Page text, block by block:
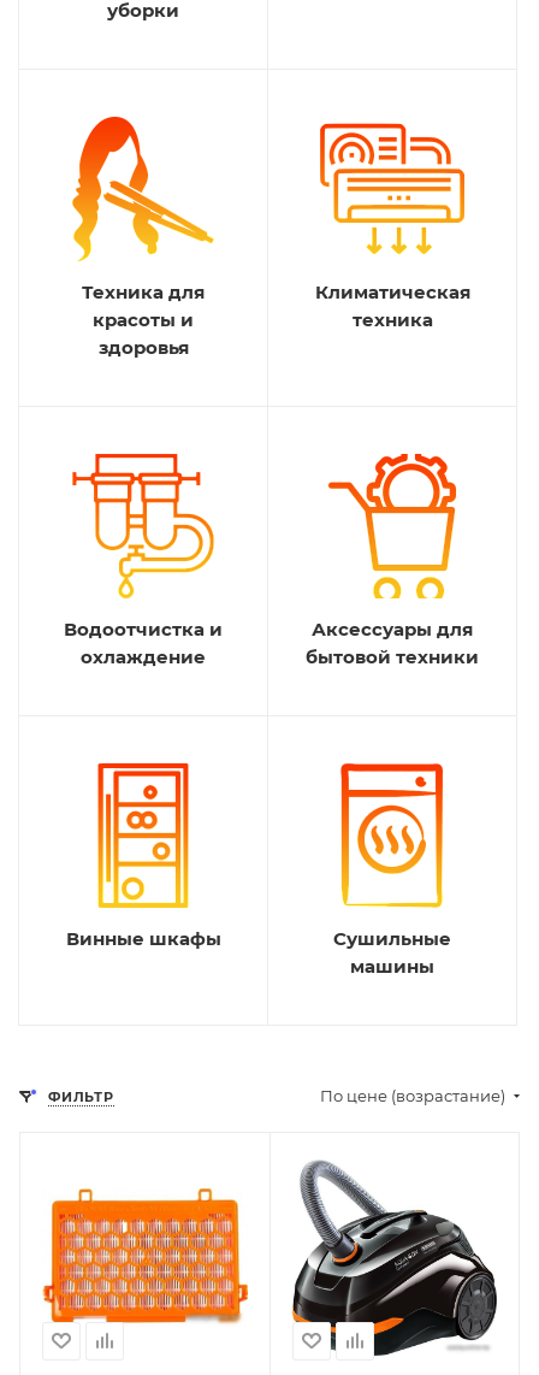
уборки
Техника для
красоты и
здоровья
Климатическая
техника
Водоотчистка и
охлаждение
Аксессуары для
бытовой техники
Винные шкафы
Сушильные
машины
ФИЛЬТР По цене (возрастание)
18.08.2026
В наличии в пункте
самовывоза
Нет
Отправим
18.08.2026
В наличии в пункте
самовывоза
Нет